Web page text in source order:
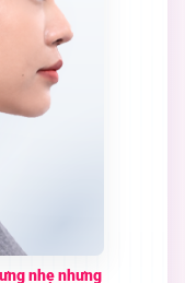
nhẹ nhưng